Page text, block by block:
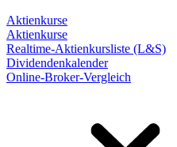
Aktienkurse
Aktienkurse
Realtime-Aktienkursliste (L&S)
Dividendenkalender
Online-Broker-Vergleich